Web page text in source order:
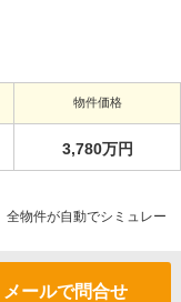
物件価格
3,780万円
全物件が自動でシミュレー
メールで問合せ